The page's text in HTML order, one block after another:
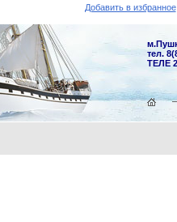
Добавить в избранное
тел.
ТЕЛЕ